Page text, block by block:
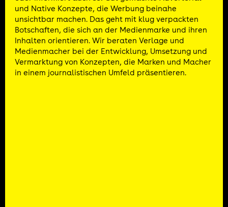
und Native Konzepte, die Werbung beinahe
unsichtbar machen. Das geht mit klug verpackten
Botschaften, die sich an der Medienmarke und ihren
Inhalten orientieren. Wir beraten Verlage und
Medienmacher bei der Entwicklung, Umsetzung und
Vermarktung von Konzepten, die Marken und Macher
in einem journalistischen Umfeld präsentieren.